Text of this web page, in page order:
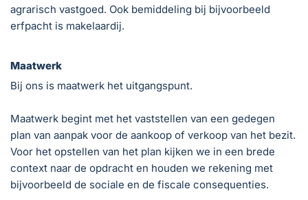
agrarisch vastgoed. Ook bemiddeling bij bijvoorbeeld
erfpacht is makelaardij.
Maatwerk
Bij ons is maatwerk het uitgangspunt.
Maatwerk begint met het vaststellen van een gedegen
plan van aanpak voor de aankoop of verkoop van het bezit.
Voor het opstellen van het plan kijken we in een brede
context naar de opdracht en houden we rekening met
bijvoorbeeld de sociale en de fiscale consequenties.